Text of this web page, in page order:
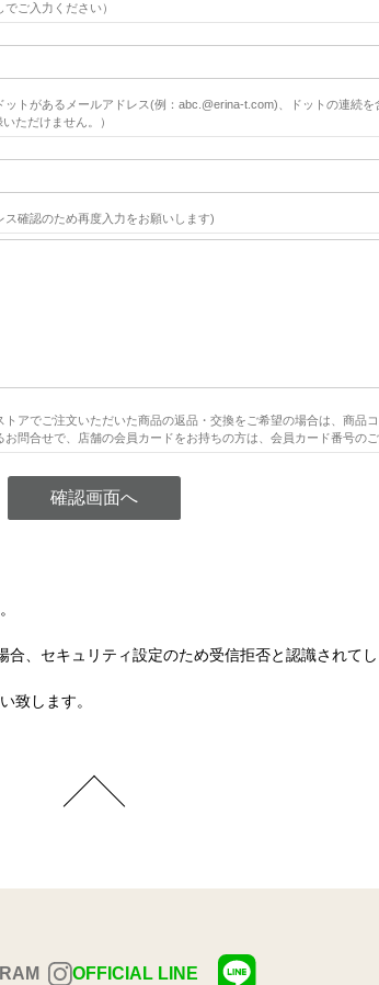
でご入力ください）
ットがあるメールアドレス(例：abc.@erina-t.com)、ドットの連続
ただけません。）
ス確認のため再度入力をお願いします)
アでご注文いただいた商品の返品・交換をご希望の場合は、商品
問合せで、店舗の会員カードをお持ちの方は、会員カード番号のご
、セキュリティ設定のため受信拒否と認識されて
致します。
OFFICIAL LINE